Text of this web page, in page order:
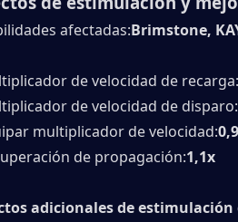
afectadas:Brimstone,
de velocidad de recarga:
de velocidad de disparo:
multiplicador de velocidad:
de propagación:1,1x
adicionales de